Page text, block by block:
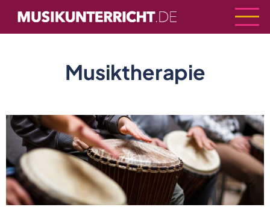
zum
Inhalt
Musiktherapie